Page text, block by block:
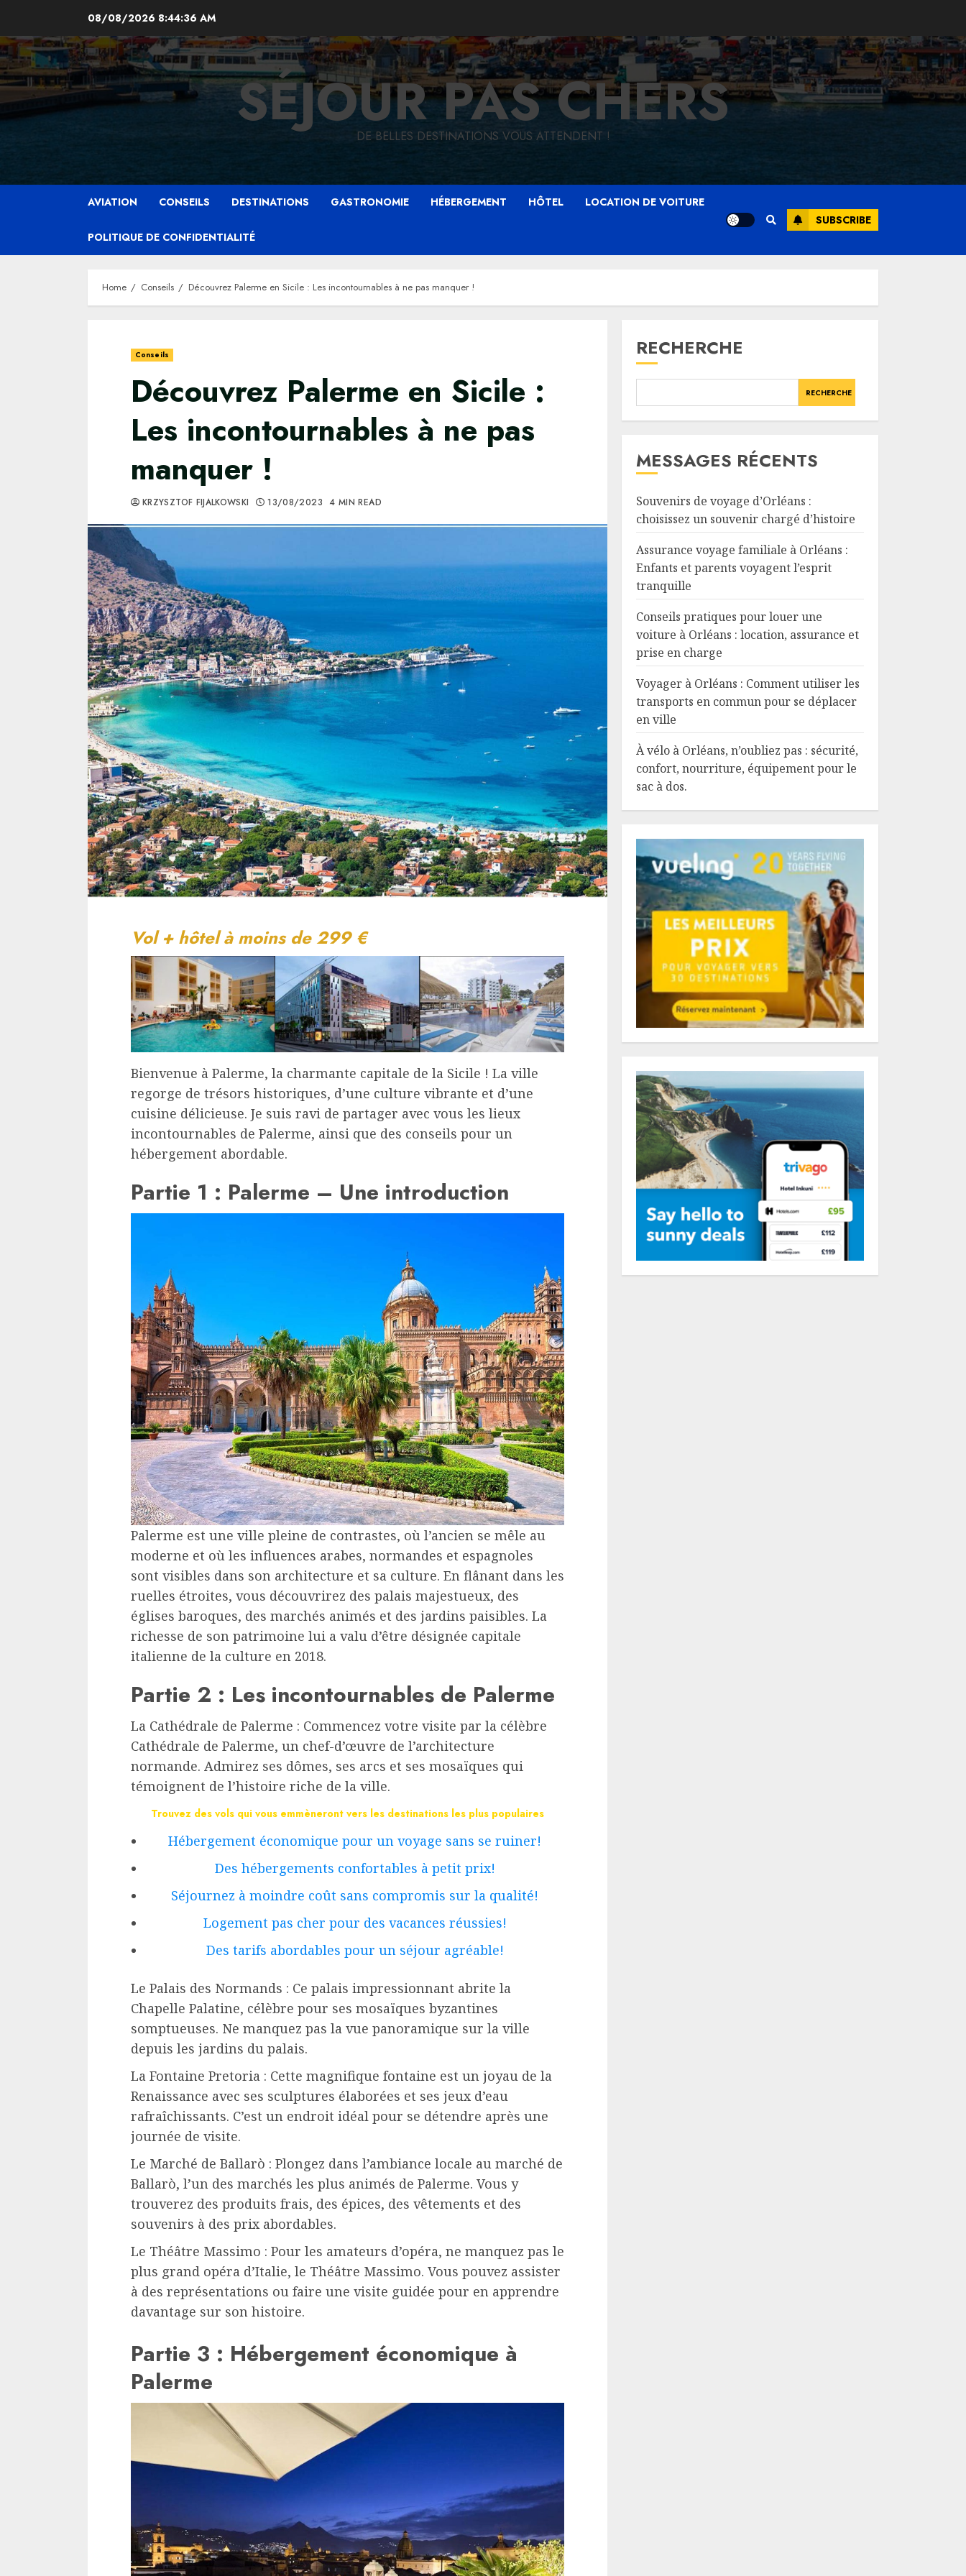
content
08/08/2026 8:44:37 AM
SÉJOUR PAS CHERS
DE BELLES DESTINATIONS VOUS ATTENDENT !
AVIATION CONSEILS DESTINATIONS GASTRONOMIE HÉBERGEMENT HÔTEL LOCATION DE VOITURE
POLITIQUE DE CONFIDENTIALITÉ
SUBSCRIBE
Home Conseils Découvrez Palerme en Sicile : Les incontournables à ne pas manquer !
Conseils
Découvrez Palerme en Sicile :
Les incontournables à ne pas
manquer !
KRZYSZTOF FIJALKOWSKI 13/08/2023 4 MIN READ
Vol + hôtel à moins de 299 €
Bienvenue à Palerme, la charmante capitale de la Sicile ! La ville
regorge de trésors historiques, d’une culture vibrante et d’une
cuisine délicieuse. Je suis ravi de partager avec vous les lieux
incontournables de Palerme, ainsi que des conseils pour un
hébergement abordable.
Partie 1 : Palerme – Une introduction
Palerme est une ville pleine de contrastes, où l’ancien se mêle au
moderne et où les influences arabes, normandes et espagnoles
sont visibles dans son architecture et sa culture. En flânant dans les
ruelles étroites, vous découvrirez des palais majestueux, des
églises baroques, des marchés animés et des jardins paisibles. La
richesse de son patrimoine lui a valu d’être désignée capitale
italienne de la culture en 2018.
Partie 2 : Les incontournables de Palerme
La Cathédrale de Palerme : Commencez votre visite par la célèbre
Cathédrale de Palerme, un chef-d’œuvre de l’architecture
normande. Admirez ses dômes, ses arcs et ses mosaïques qui
témoignent de l’histoire riche de la ville.
Trouvez des vols qui vous emmèneront vers les destinations les plus populaires
Hébergement économique pour un voyage sans se ruiner!
Des hébergements confortables à petit prix!
Séjournez à moindre coût sans compromis sur la qualité!
Logement pas cher pour des vacances réussies!
Des tarifs abordables pour un séjour agréable!
Le Palais des Normands : Ce palais impressionnant abrite la
Chapelle Palatine, célèbre pour ses mosaïques byzantines
somptueuses. Ne manquez pas la vue panoramique sur la ville
depuis les jardins du palais.
La Fontaine Pretoria : Cette magnifique fontaine est un joyau de la
Renaissance avec ses sculptures élaborées et ses jeux d’eau
rafraîchissants. C’est un endroit idéal pour se détendre après une
journée de visite.
Le Marché de Ballarò : Plongez dans l’ambiance locale au marché de
Ballarò, l’un des marchés les plus animés de Palerme. Vous y
trouverez des produits frais, des épices, des vêtements et des
souvenirs à des prix abordables.
Le Théâtre Massimo : Pour les amateurs d’opéra, ne manquez pas le
plus grand opéra d’Italie, le Théâtre Massimo. Vous pouvez assister
à des représentations ou faire une visite guidée pour en apprendre
davantage sur son histoire.
Partie 3 : Hébergement économique à
Palerme
RECHERCHE
RECHERCHE
MESSAGES RÉCENTS
Souvenirs de voyage d’Orléans :
choisissez un souvenir chargé d’histoire
Assurance voyage familiale à Orléans :
Enfants et parents voyagent l’esprit
tranquille
Conseils pratiques pour louer une
voiture à Orléans : location, assurance et
prise en charge
Voyager à Orléans : Comment utiliser les
transports en commun pour se déplacer
en ville
À vélo à Orléans, n’oubliez pas : sécurité,
confort, nourriture, équipement pour le
sac à dos.